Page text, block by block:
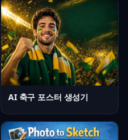
AI 축구 포스터 생성기